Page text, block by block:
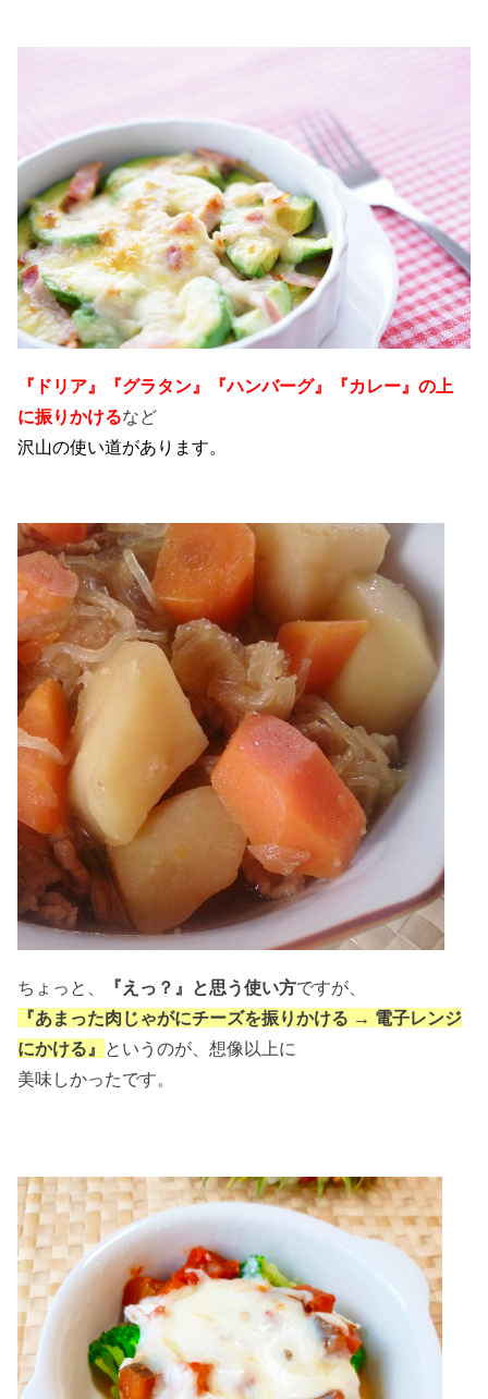
『ドリア』
『グラタン』『ハンバーグ』『カレー』の上
に振りかけるなど
沢山の使い道があります。
ちょっと、 『えっ？』と思う使い方ですが、
『あまった肉じゃがにチーズを振りかける → 電子レンジ
にかける』 というのが、想像以上に
美味しかったです。